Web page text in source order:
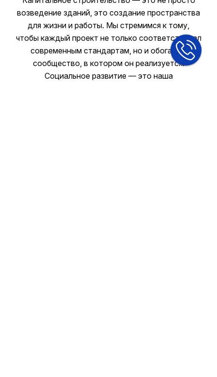
возведение зданий, это создание пространства
для жизни и работы. Мы стремимся к тому,
чтобы каждый проект не только соответствовал
современным стандартам, но и обогащал
сообщество, в котором он реализуется.
Социальное развитие — это наша